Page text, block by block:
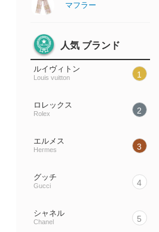
マフラー
人気 ブランド
ルイヴィトン
Louis vuitton 1
ロレックス
Rolex 2
エルメス
Hermes 3
グッチ
Gucci 4
シャネル
Chanel 5